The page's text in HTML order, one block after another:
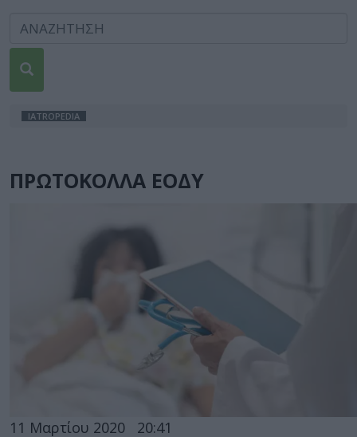
IATROPEDIA
ΠΡΩΤΟΚΟΛΛΑ ΕΟΔΥ
11 Μαρτίου 2020 20:41